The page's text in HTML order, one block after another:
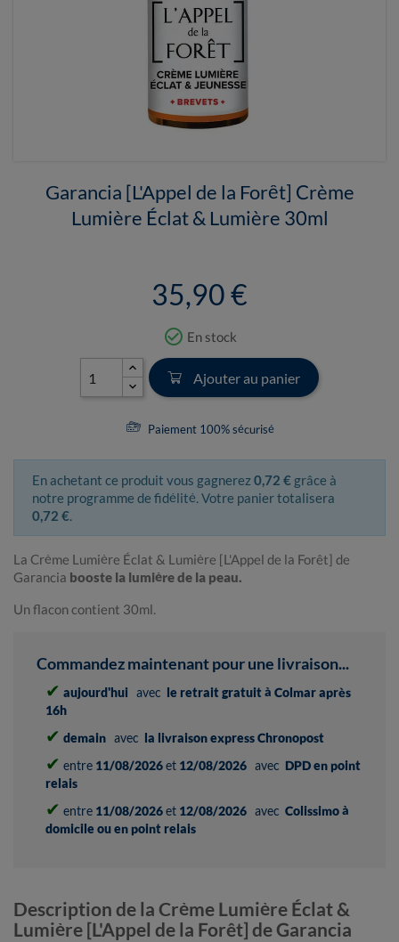
Garancia [L'Appel de la Forêt] Crème
Lumière Éclat & Lumière 30ml
35,90 €
check_circle_outline En stock
Ajouter au panier
Paiement 100% sécurisé
En achetant ce produit vous gagnerez0,72 € grâce à
notre programme de fidélité. Votre panier totalisera
0,72 €.
La Crème Lumière Éclat & Lumière [L'Appel de la Forêt] de
Garancia booste la lumière de la peau.
Un flacon contient 30ml.
Commandez maintenant pour une livraison...
✔ aujourd'hui avec le retrait gratuit à Colmar après
16h
✔ demain avec la livraison express Chronopost
✔ entre 11/08/2026et 12/08/2026 avec DPD en point
relais
✔ entre 11/08/2026et 12/08/2026 avec Colissimo à
domicile ou en point relais
Description de la Crème Lumière Éclat &
Lumière [L'Appel de la Forêt] de Garancia